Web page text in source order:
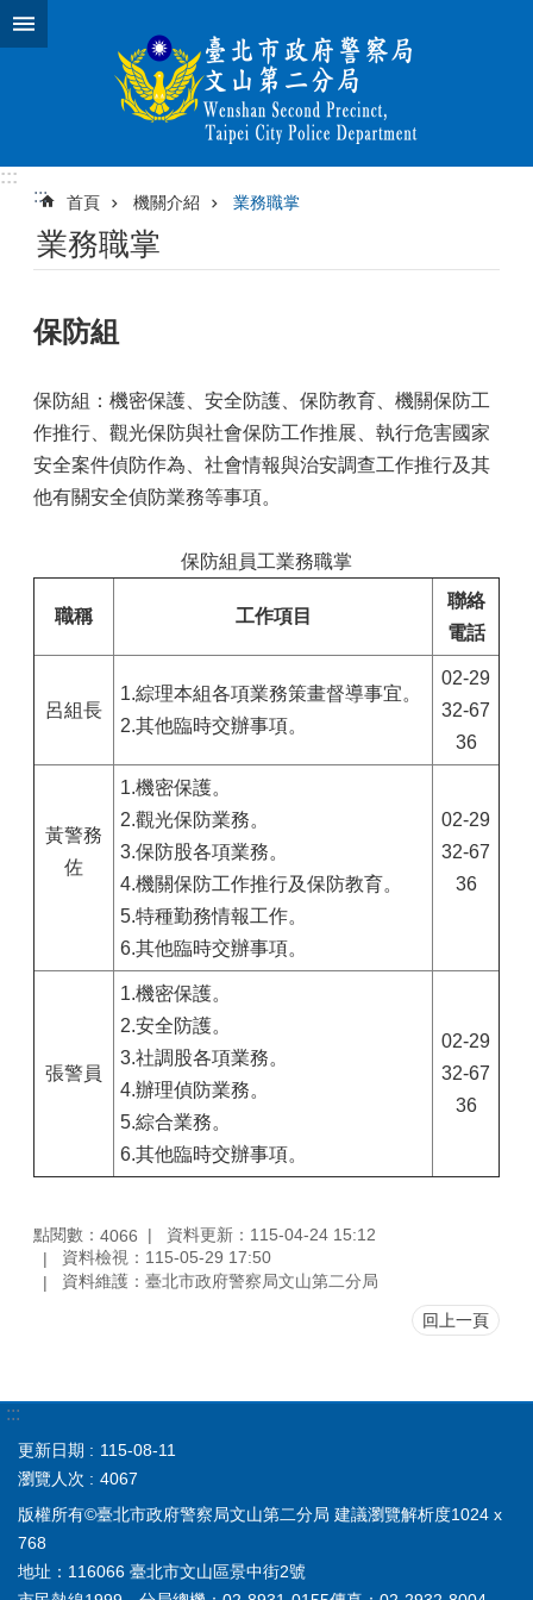
跳到主要內容區塊
:::
:::
首頁 機關介紹 業務職掌
業務職掌
保防組
保防組：機密保護、安全防護、保防教育、機關保防工
作推行、觀光保防與社會保防工作推展、執行危害國家
安全案件偵防作為、社會情報與治安調查工作推行及其
他有關安全偵防業務等事項。
職稱 工作項目
聯絡
電話
保防組員工業務職掌
呂組長
1.綜理本組各項業務策畫督導事宜。
2.其他臨時交辦事項。
02-29
32-67
36
黃警務
佐
1.機密保護。
2.觀光保防業務。
3.保防股各項業務。
4.機關保防工作推行及保防教育。
5.特種勤務情報工作。
6.其他臨時交辦事項。
02-29
32-67
36
張警員
1.機密保護。
2.安全防護。
3.社調股各項業務。
4.辦理偵防業務。
5.綜合業務。
6.其他臨時交辦事項。
02-29
32-67
36
點閱數： 4066
資料更新：115-04-24 15:12
資料檢視：115-05-29 17:50
資料維護：臺北市政府警察局文山第二分局
回上一頁
:::
更新日期
115-08-11
瀏覽人次
4067
版權所有©臺北市政府警察局文山第二分局 建議瀏覽解析度1024 x
768
地址：116066 臺北市文山區景中街2號